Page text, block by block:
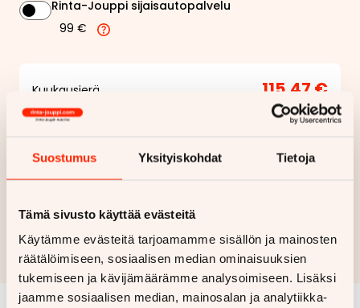
Suostumus Yksityiskohdat Tietoja
Tämä sivusto käyttää evästeitä
Käytämme evästeitä tarjoamamme sisällön ja mainosten
räätälöimiseen, sosiaalisen median ominaisuuksien
tukemiseen ja kävijämäärämme analysoimiseen. Lisäksi
jaamme sosiaalisen median, mainosalan ja analytiikka-
Rinta-Jouppi sijaisautopalvelu
99 €
Kuukausierä 115,47 €
Näytähintaerittely
Haluan myös tarjouksen vakuutuksesta
Hae rahoitustarjous
Rahoituslaskelma on suuntaa antava ja edellyttää hyväksytyn
luottopäätöksen ja kaskovakuutuksen.